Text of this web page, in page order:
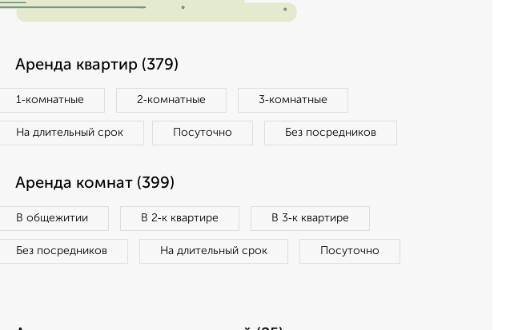
Аренда квартир (379)
1‑комнатные 2‑комнатные 3‑комнатные
На длительный срок Посуточно Без посредников
Аренда комнат (399)
В общежитии В 2‑к квартире В 3‑к квартире
Без посредников На длительный срок Посуточно